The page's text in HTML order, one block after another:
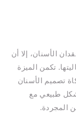
الأسنان، إلا أن
تكمن الميزة
تصميم الأسنان
طبيعي مع
المجردة.